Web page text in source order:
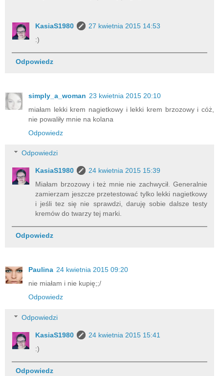
KasiaS1980
27 kwietnia 2015 14:53
:)
Odpowiedz
simply_a_woman 23 kwietnia 2015 20:10
miałam lekki krem nagietkowy i lekki krem brzozowy i cóż,
nie powaliły mnie na kolana
Odpowiedz
Odpowiedzi
KasiaS1980
24 kwietnia 2015 15:39
Miałam brzozowy i też mnie nie zachwycił. Generalnie
zamierzam jeszcze przetestować tylko lekki nagietkowy
i jeśli tez się nie sprawdzi, daruję sobie dalsze testy
kremów do twarzy tej marki.
Odpowiedz
Paulina 24 kwietnia 2015 09:20
nie miałam i nie kupię;;/
Odpowiedz
Odpowiedzi
KasiaS1980
24 kwietnia 2015 15:41
:)
Odpowiedz